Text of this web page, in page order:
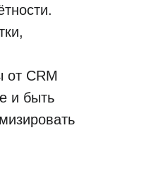
от CRM
и быть